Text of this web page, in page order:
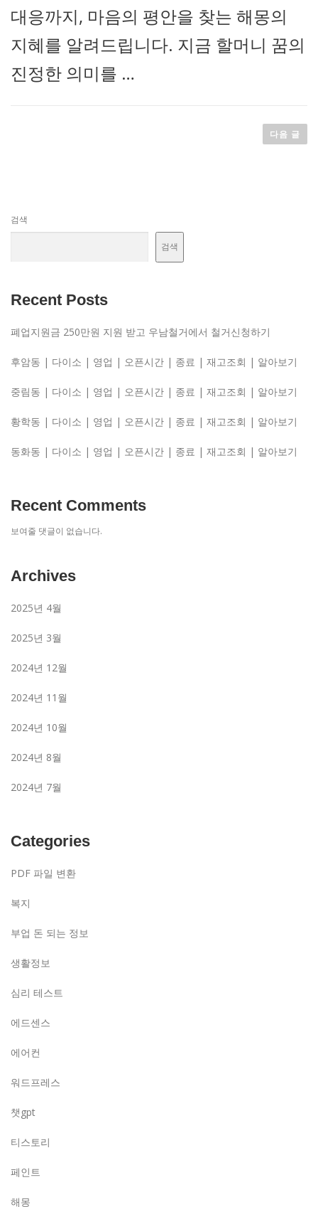
대응까지, 마음의 평안을 찾는 해몽의
지혜를 알려드립니다. 지금 할머니 꿈의
진정한 의미를 …
다음 글
검색
검색
Recent Posts
폐업지원금 250만원 지원 받고 우남철거에서 철거신청하기
후암동 | 다이소 | 영업 | 오픈시간 | 종료 | 재고조회 | 알아보기
중림동 | 다이소 | 영업 | 오픈시간 | 종료 | 재고조회 | 알아보기
황학동 | 다이소 | 영업 | 오픈시간 | 종료 | 재고조회 | 알아보기
동화동 | 다이소 | 영업 | 오픈시간 | 종료 | 재고조회 | 알아보기
Recent Comments
보여줄 댓글이 없습니다.
Archives
2025년 4월
2025년 3월
2024년 12월
2024년 11월
2024년 10월
2024년 8월
2024년 7월
Categories
PDF 파일 변환
복지
부업 돈 되는 정보
생활정보
심리 테스트
에드센스
에어컨
워드프레스
챗gpt
티스토리
페인트
해몽